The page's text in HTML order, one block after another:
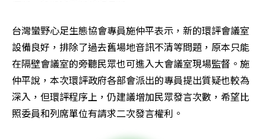
台灣蠻野心足生態協會專員施仲平表示，新的環評會議室
設備良好，排除了過去舊場地音訊不清等問題，原本只能
在隔壁會議室的旁聽民眾也可進入大會議室現場監督。施
仲平說，本次環評政府各部會派出的專員提出質疑也較為
深入，但環評程序上，仍建議增加民眾發言次數，希望比
照委員和列席單位有請求二次發言權利。